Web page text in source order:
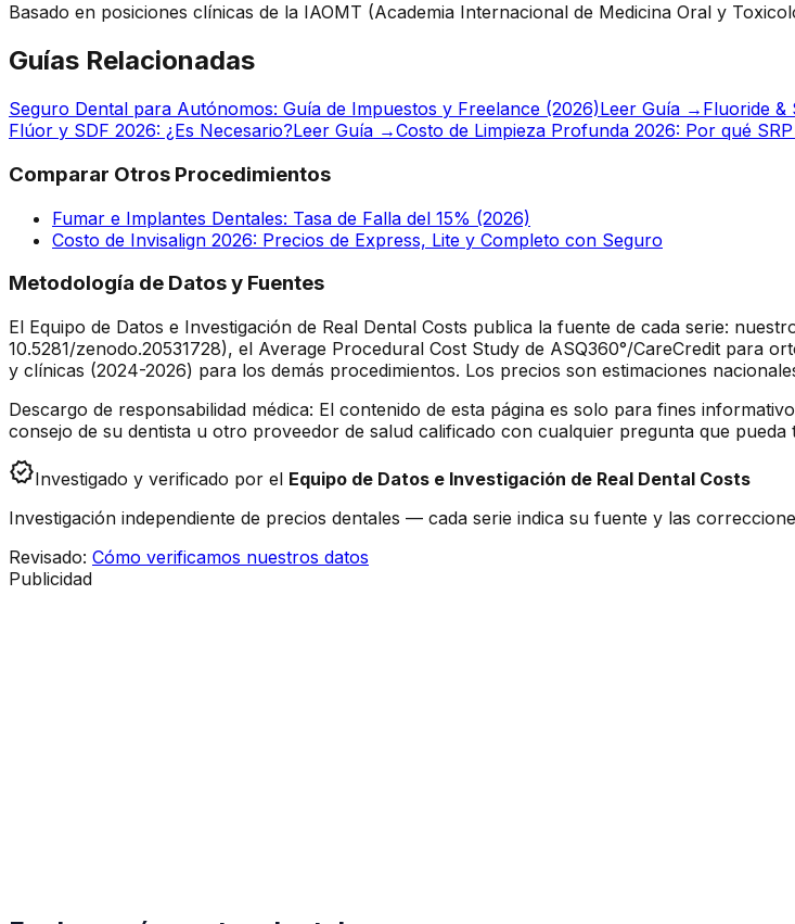
Basado en posiciones clínicas de la IAOMT (Academia Internacional de Medicina Oral y
Guías Relacionadas
Seguro Dental para Autónomos: Guía de Impuestos y Freelance (2026)Leer Guía → Fluoride &
Flúor y SDF 2026: ¿Es Necesario?Leer Guía →Costo de Limpieza Profunda 2026: Por qué
Comparar Otros Procedimientos
Fumar e Implantes Dentales: Tasa de Falla del 15% (2026)
Costo de Invisalign 2026: Precios de Express, Lite y Completo con Seguro
Metodología de Datos y Fuentes
El Equipo de Datos e Investigación de Real Dental Costs publica la fuente de cada serie:
10.5281/zenodo.20531728), el Average Procedural Cost Study de ASQ360°/CareCredit para
y clínicas (2024-2026) para los demás procedimientos. Los precios son estimaciones
Descargo de responsabilidad médica: El contenido de esta página es solo para fines
consejo de su dentista u otro proveedor de salud calificado con cualquier pregunta que
verifiedInvestigado y verificado por el Equipo de Datos e Investigación de Real Dental Costs
Investigación independiente de precios dentales — cada serie indica su fuente y las
Revisado: Cómo verificamos nuestros datos
Publicidad